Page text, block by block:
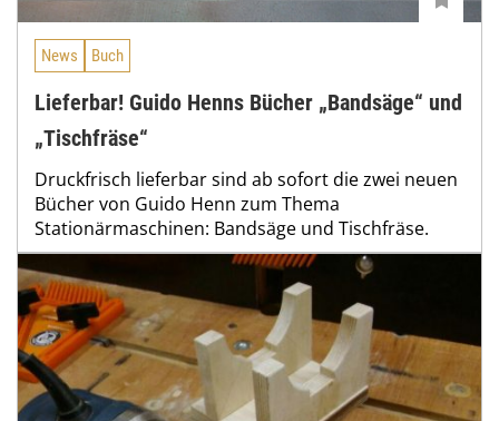
News Buch
Lieferbar! Guido Henns Bücher „Bandsäge“ und
„Tischfräse“
Druckfrisch lieferbar sind ab sofort die zwei neuen
Bücher von Guido Henn zum Thema
Stationärmaschinen: Bandsäge und Tischfräse.